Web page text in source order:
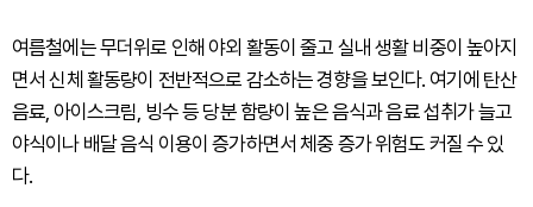
여름철에는 무더위로 인해 야외 활동이 줄고 실내 생활 비중이 높아지
면서 신체 활동량이 전반적으로 감소하는 경향을 보인다. 여기에 탄산
음료, 아이스크림, 빙수 등 당분 함량이 높은 음식과 음료 섭취가 늘고
야식이나 배달 음식 이용이 증가하면서 체중 증가 위험도 커질 수 있
다.